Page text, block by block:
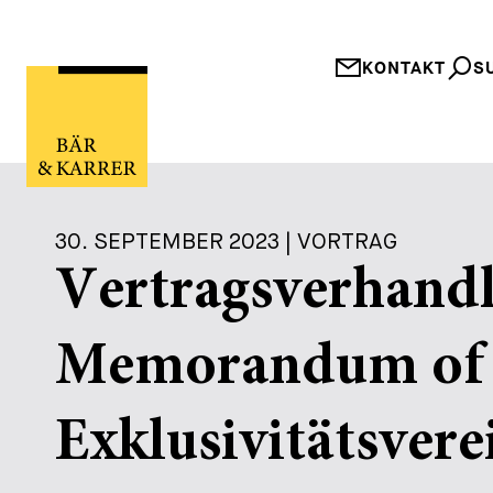
KONTAKT
30. SEPTEMBER 2023 | VORTRAG
Memorandum